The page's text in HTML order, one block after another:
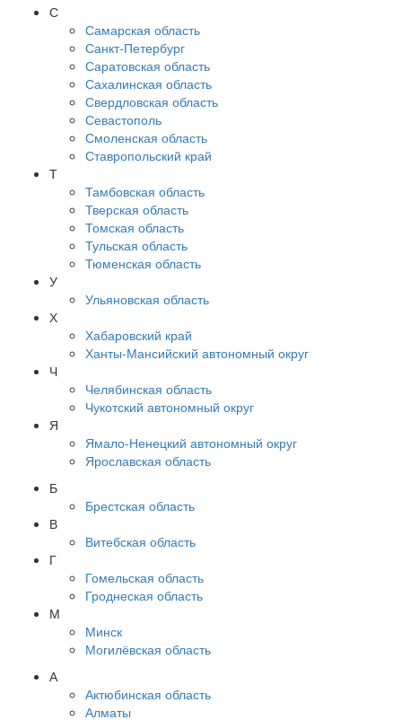
С
Самарская область
Санкт-Петербург
Саратовская область
Сахалинская область
Свердловская область
Севастополь
Смоленская область
Ставропольский край
Т
Тамбовская область
Тверская область
Томская область
Тульская область
Тюменская область
У
Ульяновская область
Х
Хабаровский край
Ханты-Мансийский автономный округ
Ч
Челябинская область
Чукотский автономный округ
Я
Ямало-Ненецкий автономный округ
Ярославская область
Б
Брестская область
В
Витебская область
Г
Гомельская область
Гроднеская область
М
Минск
Могилёвская область
А
Актюбинская область
Алматы